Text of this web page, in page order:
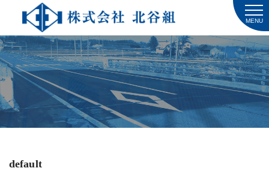
MENU
default